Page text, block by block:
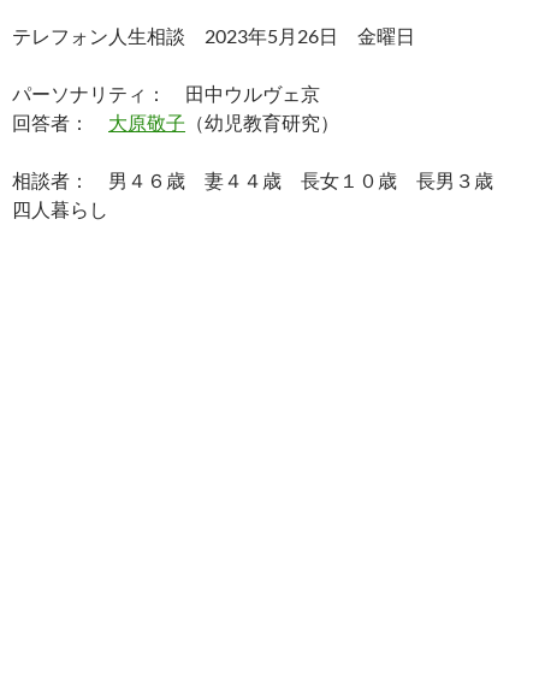
テレフォン人生相談 2023年5月26日 金曜日
パーソナリティ： 田中ウルヴェ京
回答者： 大原敬子 （幼児教育研究）
相談者： 男４６歳 妻４４歳 長女１０歳 長男３歳
四人暮らし